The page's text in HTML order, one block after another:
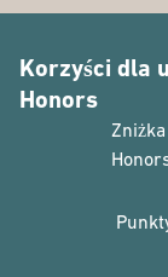
Korzyści dla
Honors